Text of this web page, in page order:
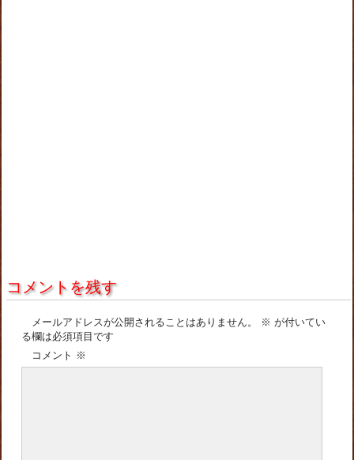
コメントを残す
メールアドレスが公開されることはありません。 ※ が付いてい
る欄は必須項目です
コメント ※